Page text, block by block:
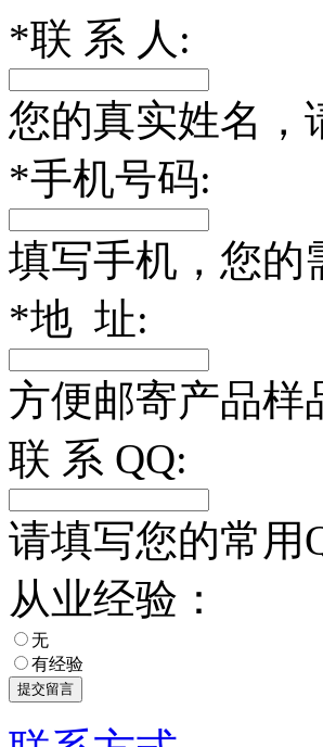
*联 系 人:
您的真实姓名，
*手机号码:
填写手机，您的
*地 址:
方便邮寄产品样
联 系 QQ:
请填写您的常用
从业经验：
无
有经验